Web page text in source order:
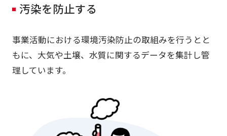
汚染を防止する
事業活動における環境汚染防止の取組みを行うとと
もに、大気や土壌、水質に関するデータを集計し管
理しています。